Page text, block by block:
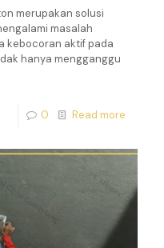
merupakan solusi
masalah
kebocoran aktif pada
hanya mengganggu
0 Read more